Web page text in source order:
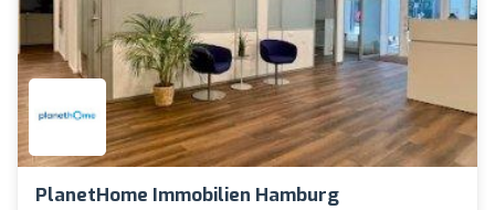
PlanetHome Immobilien Hamburg